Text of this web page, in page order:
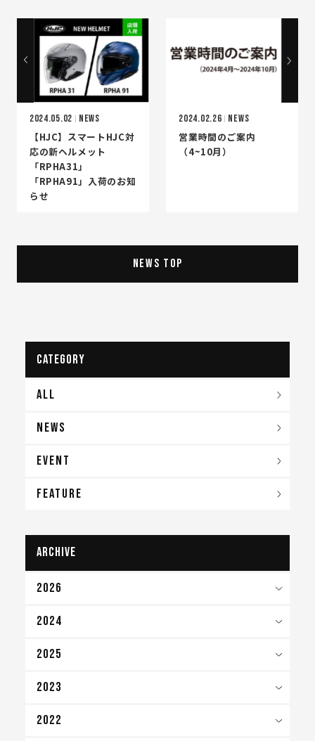
2024.05.02 NEWS
【HJC】スマートHJC対
応の新ヘルメット
「RPHA31」
「RPHA91」入荷のお知
らせ
2024.02.26 NEWS
営業時間のご案内
（4~10月）
NEWS TOP
CATEGORY
ALL
NEWS
EVENT
FEATURE
archive
2026
2024
2025
2023
2022